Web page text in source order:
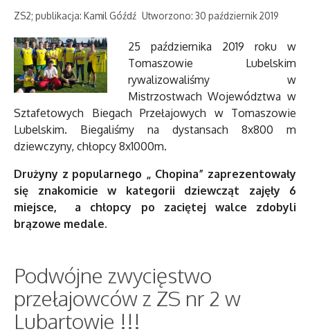
ZS2; publikacja: Kamil Góźdź Utworzono: 30 październik 2019
25 października 2019 roku w
Tomaszowie Lubelskim
rywalizowaliśmy w
Mistrzostwach Województwa w
Sztafetowych Biegach Przełajowych w Tomaszowie
Lubelskim. Biegaliśmy na dystansach 8x800 m
dziewczyny, chłopcy 8x1000m.
Drużyny z popularnego „ Chopina” zaprezentowały
się znakomicie w kategorii dziewcząt zajęły 6
miejsce, a chłopcy po zaciętej walce zdobyli
brązowe medale.
Podwójne zwycięstwo
przełajowców z ZS nr 2 w
Lubartowie !!!